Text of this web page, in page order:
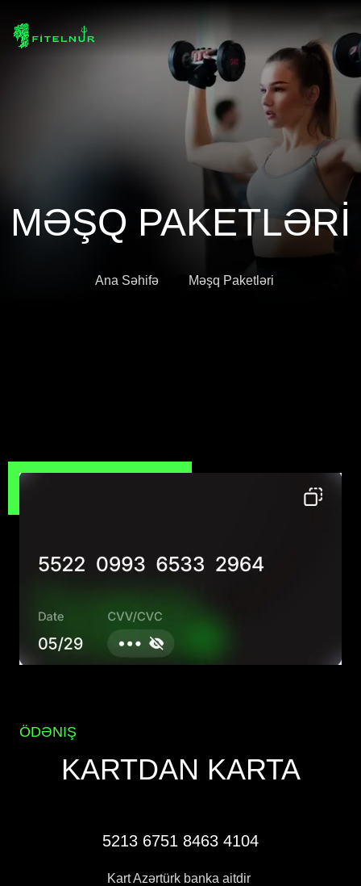
MƏŞQ PAKETLƏRİ
Ana Səhifə Məşq Paketləri
ÖDƏNIŞ
KARTDAN KARTA
5213 6751 8463 4104
Kart Azərtürk banka aitdir